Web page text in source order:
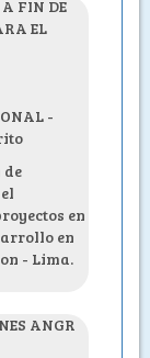
FIN DE
EL
-
en
en
- Lima.
ANGR